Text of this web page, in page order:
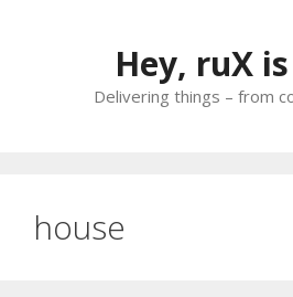
Hey, ruX
Delivering things – from
house